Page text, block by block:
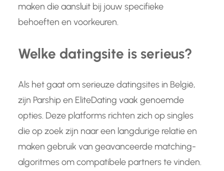
maken die aansluit bij jouw specifieke
behoeften en voorkeuren.
Welke datingsite is serieus?
Als het gaat om serieuze datingsites in België,
zijn Parship en EliteDating vaak genoemde
opties. Deze platforms richten zich op singles
die op zoek zijn naar een langdurige relatie en
maken gebruik van geavanceerde matching-
algoritmes om compatibele partners te vinden.